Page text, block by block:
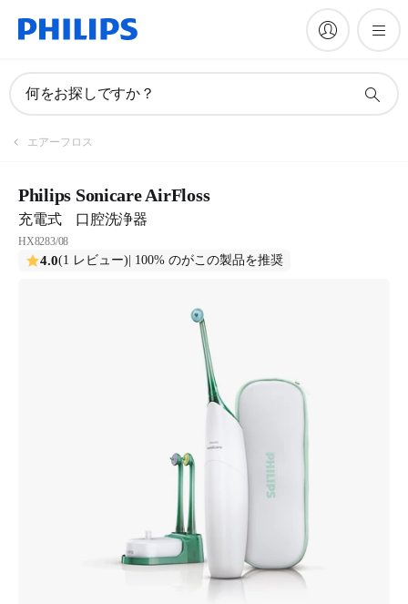
何をお探しですか？
エアーフロス
Philips Sonicare AirFloss
充電式 口腔洗浄器
HX8283/08
4.0(1 レビュー) | 100% のがこの製品を推奨